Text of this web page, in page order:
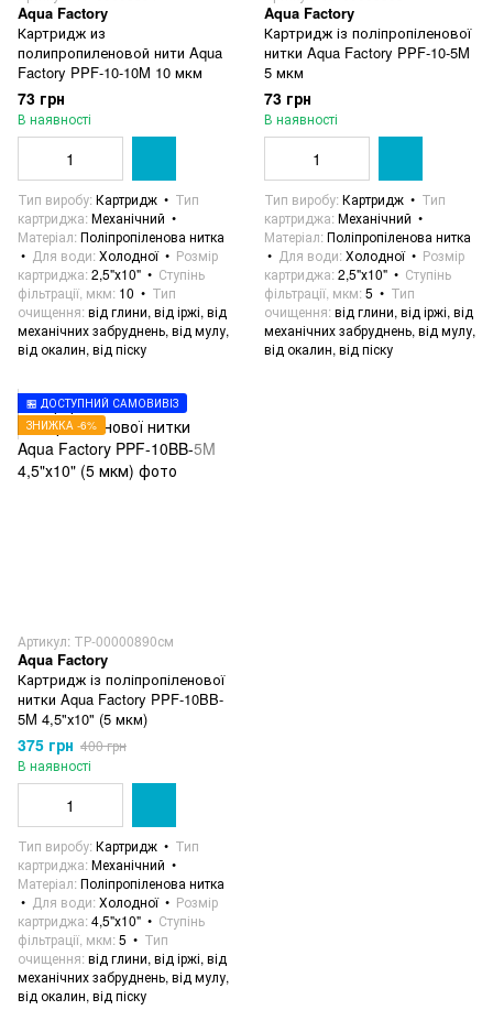
Aqua Factory
Картридж из
полипропиленовой нити Aqua
Factory PPF-10-10M 10 мкм
73 грн
В наявності
Тип виробу Картридж
Тип
картриджа Механічний
Матеріал Поліпропіленова нитка
Для води Холодної
Розмір
картриджа 2,5"х10"
Ступінь
фільтрації, мкм 10
Тип
очищення від глини, від іржі, від
механічних забруднень, від мулу,
від окалин, від піску
Aqua Factory
Картридж із поліпропіленової
нитки Aqua Factory PPF-10-5M
5 мкм
73 грн
В наявності
Тип виробу Картридж
Тип
картриджа Механічний
Матеріал Поліпропіленова нитка
Для води Холодної
Розмір
картриджа 2,5"х10"
Ступінь
фільтрації, мкм 5
Тип
очищення від глини, від іржі, від
механічних забруднень, від мулу,
від окалин, від піску
🏪 ДОСТУПНИЙ САМОВИВІЗ
ЗНИЖКА -6%
Артикул: ТР-00000890см
Aqua Factory
Картридж із поліпропіленової
нитки Aqua Factory PPF-10BB-
5M 4,5"х10" (5 мкм)
375 грн 400 грн
В наявності
Тип виробу Картридж
Тип
картриджа Механічний
Матеріал Поліпропіленова нитка
Для води Холодної
Розмір
картриджа 4,5"х10"
Ступінь
фільтрації, мкм 5
Тип
очищення від глини, від іржі, від
механічних забруднень, від мулу,
від окалин, від піску